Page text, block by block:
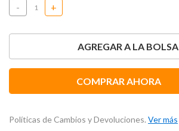
- +
AGREGAR A LA BOLSA
COMPRAR AHORA
Políticas de Cambios y Devoluciones. Ver más